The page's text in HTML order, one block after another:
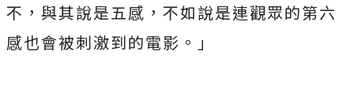
不，與其說是五感， 不如說是連觀眾的第六
感也會被刺激到的電影。」